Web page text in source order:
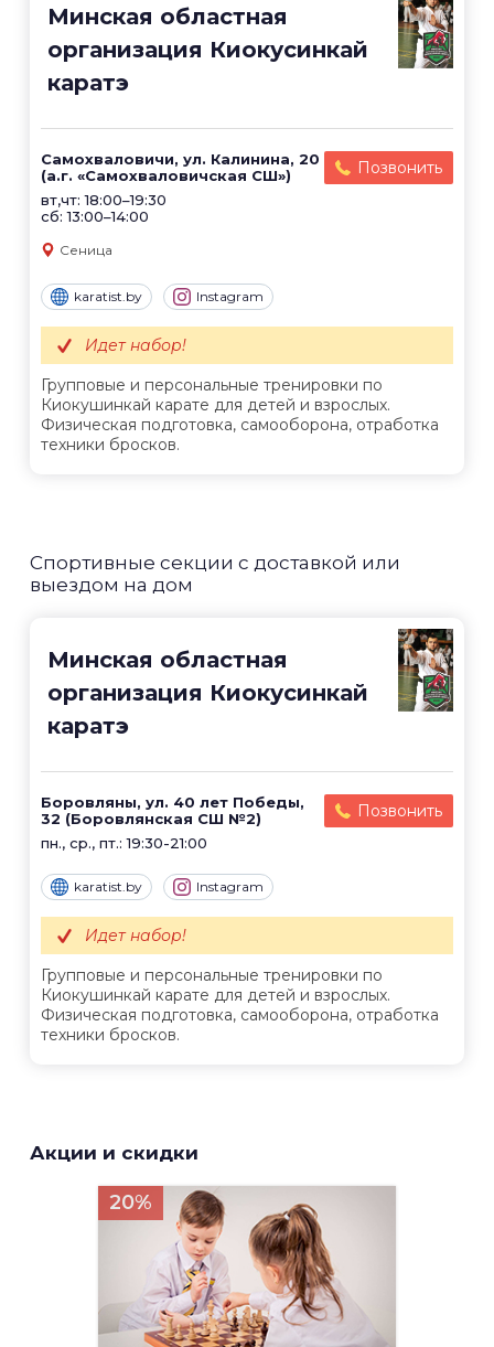
Минская областная
организация Киокусинкай
каратэ
Самохваловичи, ул. Калинина, 20
(а.г. «Самохваловичская СШ»)
вт,чт: 18:00–19:30
сб: 13:00–14:00
Позвонить
Сеница
karatist.by Instagram
Групповые и персональные тренировки по
Киокушинкай карате для детей и взрослых.
Физическая подготовка, самооборона, отработка
техники бросков.
Идет набор!
Спортивные секции с доставкой или
выездом на дом
Минская областная
организация Киокусинкай
каратэ
Боровляны, ул. 40 лет Победы,
32 (Боровлянская СШ №2)
пн., ср., пт.: 19:30-21:00
Позвонить
karatist.by Instagram
Групповые и персональные тренировки по
Киокушинкай карате для детей и взрослых.
Физическая подготовка, самооборона, отработка
техники бросков.
Идет набор!
Акции и скидки
20%